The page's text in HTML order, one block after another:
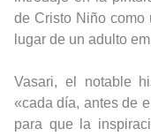
de Cristo Niño como
lugar de un adulto
Vasari, el notable
«cada día, antes de
para que la